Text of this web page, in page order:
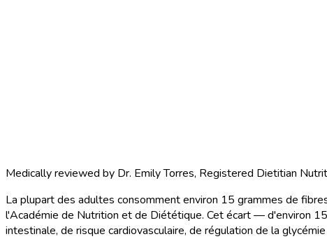
Medically reviewed by Dr. Emily Torres, Registered Dietitian
La plupart des adultes consomment environ 15 grammes de
l'Académie de Nutrition et de Diététique. Cet écart — d'environ
intestinale, de risque cardiovasculaire, de régulation de la